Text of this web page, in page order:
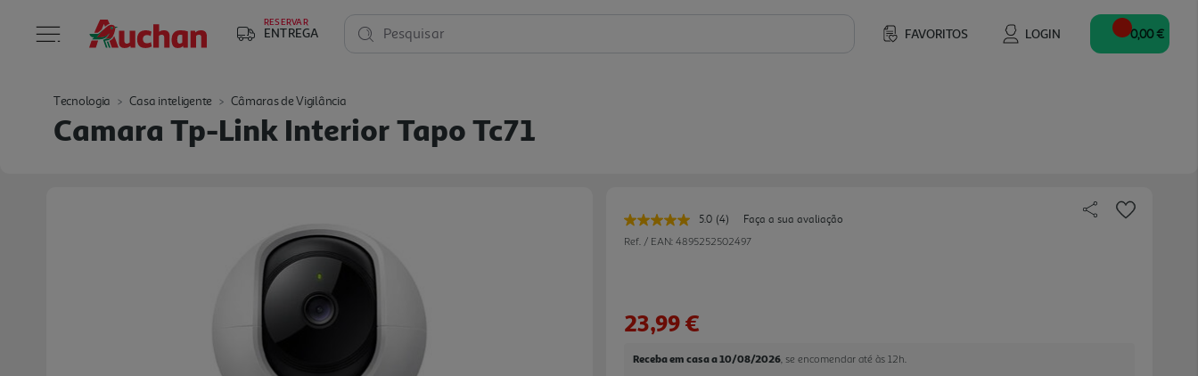
RESERVAR
ENTREGA FAVORITOS LOGIN
Pesquisar 0,00 €
Tecnologia Casa inteligente Câmaras de Vigilância
Camara Tp-Link Interior Tapo Tc71
5.0 Leu
4
(4)
Faça a sua avaliação
Ref. / EAN: 4895252502497
23,99 €
Receba em casa a 10/08/2026, se encomendar até às 12h.